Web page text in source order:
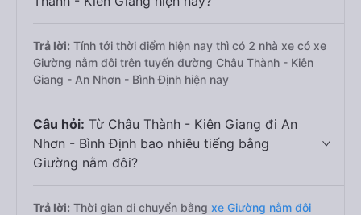
Trả lời: Tính tới thời điểm hiện nay thì có 2 nhà xe có xe
Giường nằm đôi trên tuyến đường Châu Thành - Kiên
Giang - An Nhơn - Bình Định hiện nay
Câu hỏi: Từ Châu Thành - Kiên Giang đi An
Nhơn - Bình Định bao nhiêu tiếng bằng
Giường nằm đôi?
Trả lời: Thời gian di chuyển bằng xe Giường nằm đôi